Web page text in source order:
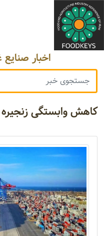
اخبار
کاهش وابستگی زنجیره